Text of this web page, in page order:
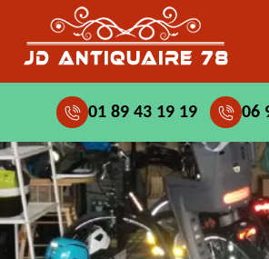
01 89 43 19 19 06